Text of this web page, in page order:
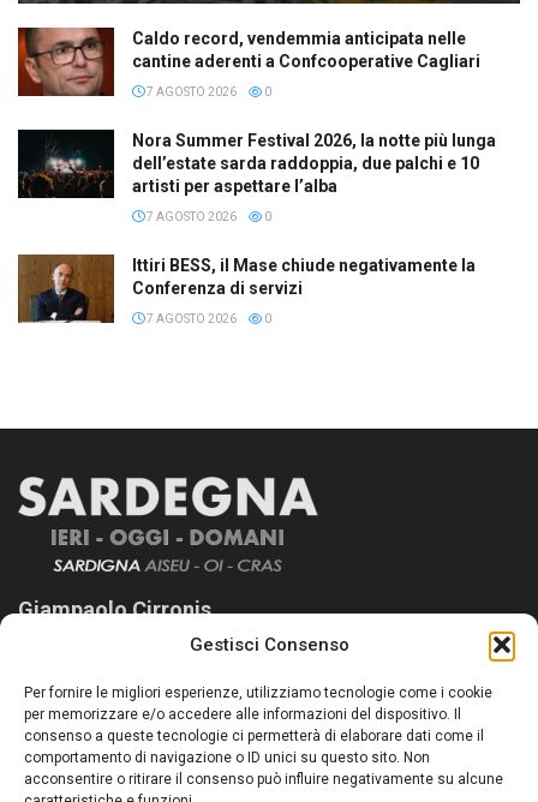
Gestisci Consenso
Per fornire le migliori esperienze, utilizziamo tecnologie come i cookie
per memorizzare e/o accedere alle informazioni del dispositivo. Il
consenso a queste tecnologie ci permetterà di elaborare dati come il
comportamento di navigazione o ID unici su questo sito. Non
acconsentire o ritirare il consenso può influire negativamente su alcune
Caldo record, vendemmia anticipata nelle
cantine aderenti a Confcooperative Cagliari
7 AGOSTO 2026 0
Nora Summer Festival 2026, la notte più lunga
dell’estate sarda raddoppia, due palchi e 10
artisti per aspettare l’alba
7 AGOSTO 2026 0
Ittiri BESS, il Mase chiude negativamente la
Conferenza di servizi
7 AGOSTO 2026 0
Giampaolo Cirronis
Sardegna Ieri-Oggi-Domani nasce per informare “liberamente” i
lettori su quanto accade in Sardegna, con un occhio rivolto al
nostro passato e, soprattutto, al nostro futuro
Follow Us